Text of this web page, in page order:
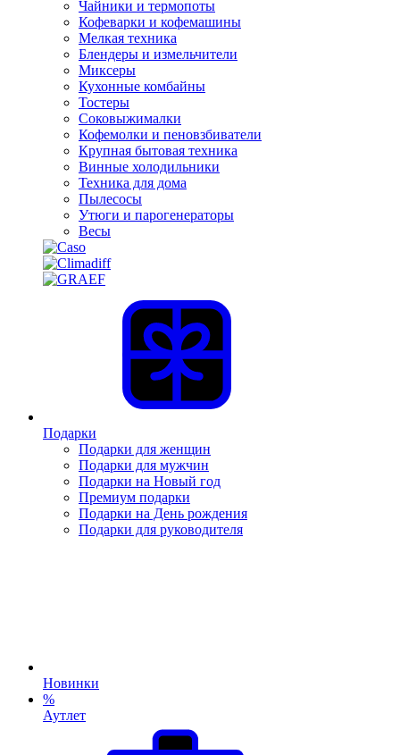
Чайники и термопоты
Кофеварки и кофемашины
Мелкая техника
Блендеры и измельчители
Миксеры
Кухонные комбайны
Тостеры
Соковыжималки
Кофемолки и пеновзбиватели
Крупная бытовая техника
Винные холодильники
Техника для дома
Пылесосы
Утюги и парогенераторы
Весы
Подарки
Подарки для женщин
Подарки для мужчин
Подарки на Новый год
Премиум подарки
Подарки на День рождения
Подарки для руководителя
Новинки
%
Аутлет